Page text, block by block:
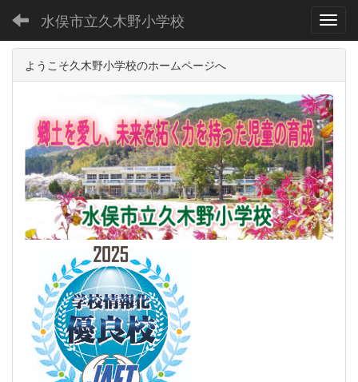
水俣市立久木野小学校
ようこそ久木野小学校のホームページへ